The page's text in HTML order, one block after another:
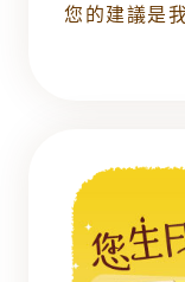
您的建議是